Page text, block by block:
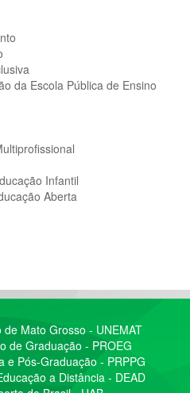
da Escola Pública de Ensino
Infantil
Aberta
Mato Grosso - UNEMAT
de Graduação - PROEG
e Pós-Graduação - PRPPG
a Distância - DEAD